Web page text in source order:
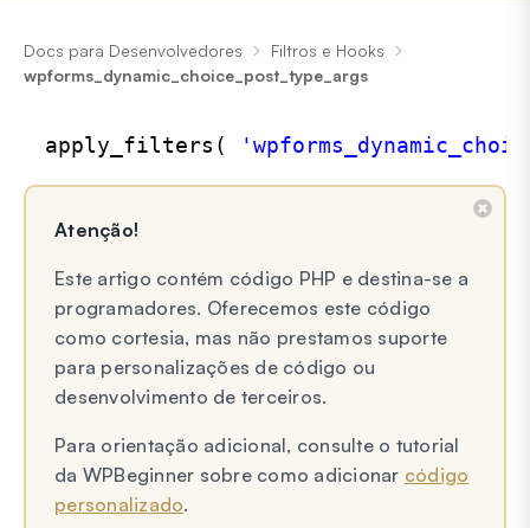
Docs para Desenvolvedores
Filtros e Hooks
wpforms_dynamic_choice_post_type_args
apply_filters(
Atenção!
Este artigo contém código PHP e destina-se a
programadores. Oferecemos este código
como cortesia, mas não prestamos suporte
para personalizações de código ou
desenvolvimento de terceiros.
Para orientação adicional, consulte o tutorial
da WPBeginner sobre como adicionar código
personalizado.